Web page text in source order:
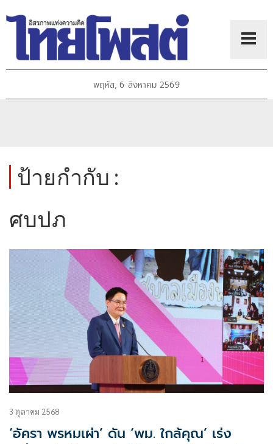
พฤหัส, 6 สิงหาคม 2569
ป้ายกำกับ :
ศบปภ
3 ตุลาคม 2568
‘อัครา พรหมเผ่า’ ดัน ‘พม. ใกล้คุณ’ เร่ง